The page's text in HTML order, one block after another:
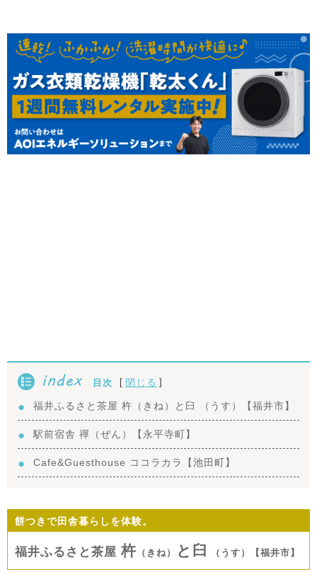
index 目次 [ 閉じる ]
福井ふるさと茶屋 杵（きね）と臼 （うす）【福井市】
駅前宿舎 禪（ぜん）【永平寺町】
Cafe&Guesthouse ココラカラ【池田町】
餅つきで田舎暮らしを体験。
福井ふるさと茶屋 杵 （きね） と臼 （うす）【福井市】